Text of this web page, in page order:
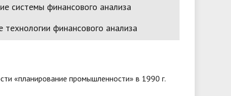
системы финансового анализа
финансового анализа
«планирование промышленности» в 1990 г.